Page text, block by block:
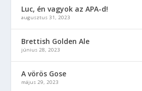
Luc, én vagyok az APA-d!
augusztus 31, 2023
Brettish Golden Ale
június 28, 2023
A vörös Gose
május 29, 2023